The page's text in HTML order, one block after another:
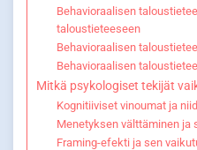
Behavioraalisen
taloustieteeseen
Behavioraalisen
Behavioraalisen
Mitkä psykologiset tekijät
Kognitiiviset vinoumat ja
Menetyksen välttäminen ja
Framing-efekti ja sen